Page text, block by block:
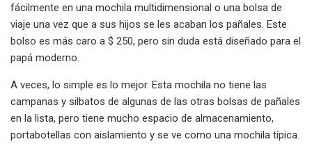
fácilmente en una mochila multidimensional o una bolsa de
viaje una vez que a sus hijos se les acaban los pañales. Este
bolso es más caro a $ 250, pero sin duda está diseñado para el
papá moderno.
A veces, lo simple es lo mejor. Esta mochila no tiene las
campanas y silbatos de algunas de las otras bolsas de pañales
en la lista, pero tiene mucho espacio de almacenamiento,
portabotellas con aislamiento y se ve como una mochila típica.